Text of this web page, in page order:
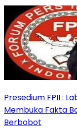
Presedium FPII :
Membuka Fakta
Berbobot